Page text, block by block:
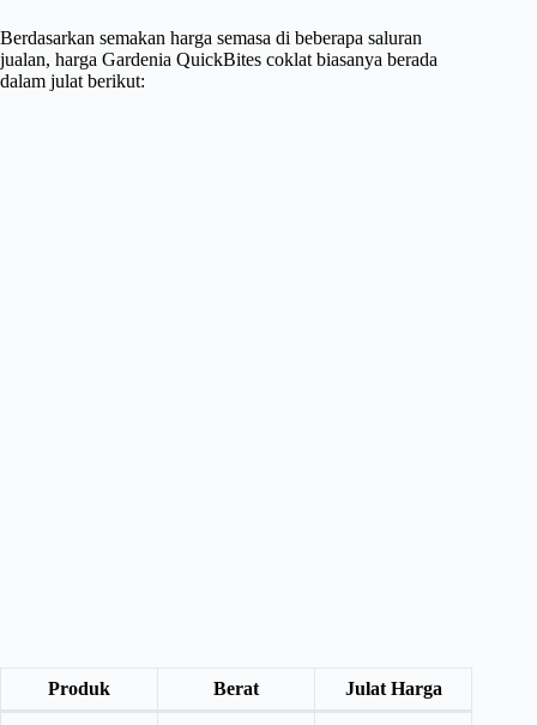
Berdasarkan semakan harga semasa di beberapa saluran
jualan, harga Gardenia QuickBites coklat biasanya berada
dalam julat berikut:
Produk Berat Julat Harga